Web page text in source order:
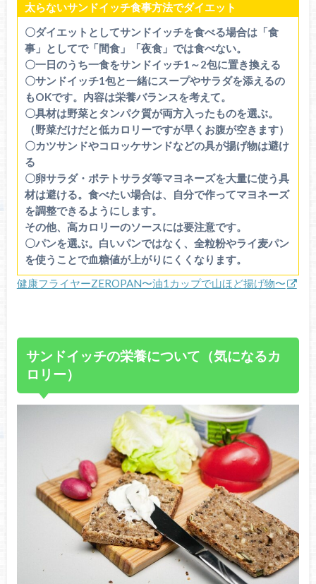
太らないサンドイッチ食事方法でダイエット
〇ダイエットとしてサンドイッチを食べる場合は「食
事」としてで「間食」「夜食」では食べない。
〇一日のうち一食をサンドイッチ1～2包に置き換える
〇サンドイッチ1包と一緒にスープやサラダを添えるの
もOKです。内容は栄養バランスを考えて。
〇具材は野菜とタンパク質が両方入ったものを選ぶ。
（野菜だけだと低カロリーですが早くお腹が空きます）
〇カツサンドやコロッケサンドなどの具が揚げ物は避け
る
〇卵サラダ・ポテトサラダ等マヨネーズを大量に使う具
材は避ける。食べたい場合は、自分で作ってマヨネーズ
を調整できるようにします。
その他、高カロリーのソースには要注意です。
〇パンを選ぶ。白いパンではなく、全粒粉やライ麦パン
を使うことで血糖値が上がりにくくなります。
健康フライヤーZEROPAN〜油1カップで山ほど揚げ物〜
サンドイッチの栄養について（気になるカ
ロリー）